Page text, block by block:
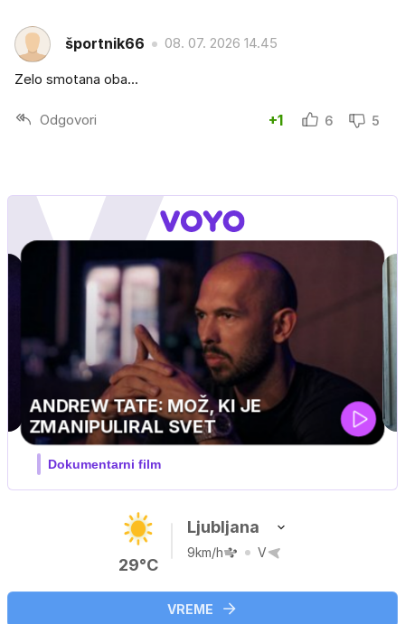
športnik66 08. 07. 2026 14.45
Zelo smotana oba...
Odgovori +1 6 5
MOJ PRIJATELJ PINGVIN
Film meseca / družinski, pustolovski
29°C
Ljubljana
9km/h V
VREME